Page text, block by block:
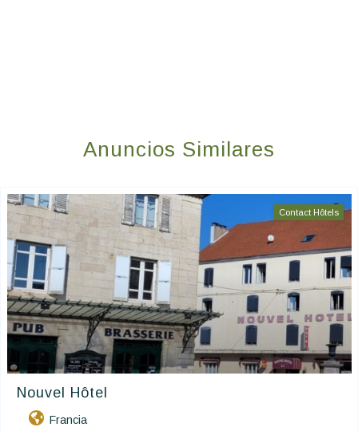
Anuncios Similares
Contact Hôtels
Nouvel Hôtel
Francia